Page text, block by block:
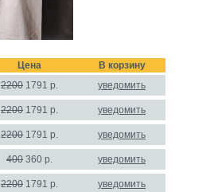
Цена
В корзину
2200 1791 р. уведомить
2200 1791 р. уведомить
2200 1791 р. уведомить
400 360 р. уведомить
2200 1791 р. уведомить